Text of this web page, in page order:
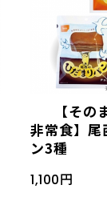
【そ
非常食】尾
ン3種
1,100円